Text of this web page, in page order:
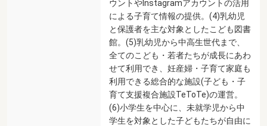
ウントやInstagramアカウントの活用
による子育て情報の提供。(4)乳幼児
と保護者を主な対象としたこども図書
館。(5)乳幼児から中高生世代まで、
全てのこども・若者たちが成長にあわ
せて利用でき、妊産婦・子育て家庭も
利用できる総合的な施設(子ども・子
育て支援複合施設TeToTe)の運営。
(6)小学生を中心に、未就学児から中
学生を対象とした子どもたちが自由に